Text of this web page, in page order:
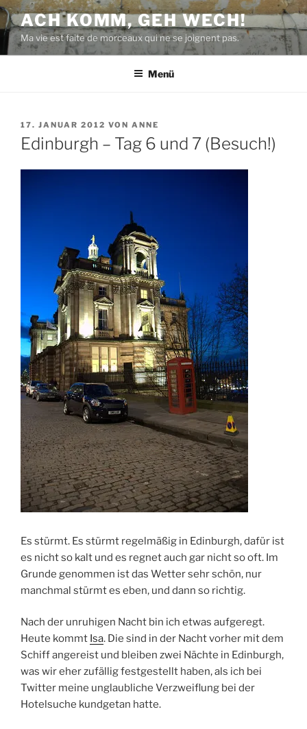
Zum
Inhalt
springen
ACH KOMM, GEH WECH!
Ma vie est faite de morceaux qui ne se joignent pas.
Menü
VERÖFFENTLICHT
AM
17. JANUAR 2012 VON ANNE
Edinburgh – Tag 6 und 7 (Besuch!)
Es stürmt. Es stürmt regelmäßig in Edinburgh, dafür ist
es nicht so kalt und es regnet auch gar nicht so oft. Im
Grunde genommen ist das Wetter sehr schön, nur
manchmal stürmt es eben, und dann so richtig.
Nach der unruhigen Nacht bin ich etwas aufgeregt.
Heute kommt Isa. Die sind in der Nacht vorher mit dem
Schiff angereist und bleiben zwei Nächte in Edinburgh,
was wir eher zufällig festgestellt haben, als ich bei
Twitter meine unglaubliche Verzweiflung bei der
Hotelsuche kundgetan hatte.